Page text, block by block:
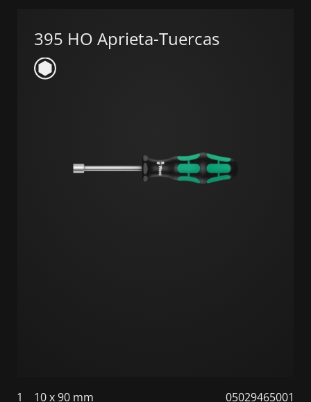
395 HO Aprieta-Tuercas
1 10 x 90 mm 05029465001